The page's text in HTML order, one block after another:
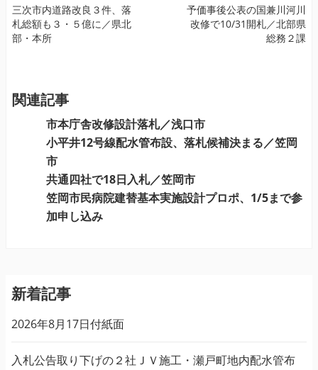
投
稿
ナ
ー
三次市内道路改良３件、落
札総額も３・５億に／県北
部・本所
予価事後公表の国兼川河川
改修で10/31開札／北部県
総務２課
関連記事
市本庁舎改修設計落札／浅口市
小平井12号線配水管布設、落札候補決まる／笠岡
市
共通四社で18日入札／笠岡市
笠岡市民病院建替基本実施設計プロポ、1/5まで参
加申し込み
新着記事
2026年8月17日付紙面
入札公告取り下げの２社ＪＶ施工・瀬戸町地内配水管布